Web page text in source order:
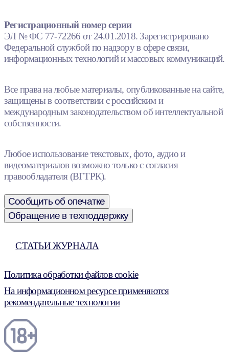
Регистрационный номер серии
ЭЛ № ФС 77-72266 от 24.01.2018. Зарегистрировано
Федеральной службой по надзору в сфере связи,
информационных технологий и массовых коммуникаций.
Все права на любые материалы, опубликованные на сайте,
защищены в соответствии с российским и
международным законодательством об интеллектуальной
собственности.
Любое использование текстовых, фото, аудио и
видеоматериалов возможно только с согласия
правообладателя (ВГТРК).
Сообщить об опечатке
Обращение в техподдержку
СТАТЬИ ЖУРНАЛА
Политика обработки файлов cookie
На информационном ресурсе применяются
рекомендательные технологии